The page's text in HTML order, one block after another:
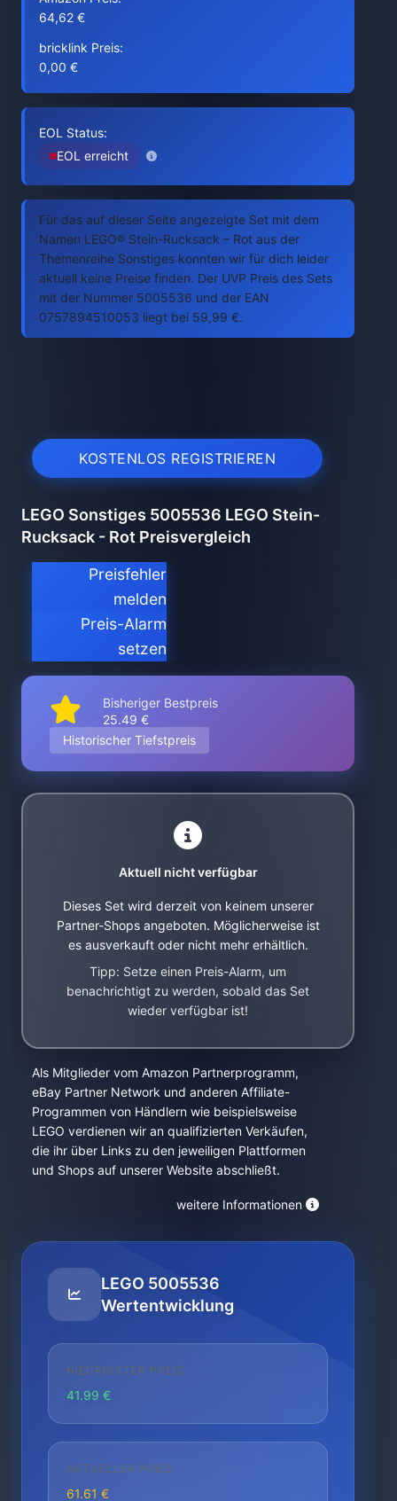
64,62 €
bricklink Preis:
0,00 €
EOL Status:
EOL erreicht
Für das auf dieser Seite angezeigte Set mit dem
Namen LEGO® Stein-Rucksack – Rot aus der
Themenreihe Sonstiges konnten wir für dich leider
aktuell keine Preise finden. Der UVP Preis des Sets
mit der Nummer 5005536 und der EAN
0757894510053 liegt bei 59,99 €.
KOSTENLOS REGISTRIEREN
LEGO Sonstiges 5005536 LEGO Stein-
Rucksack - Rot Preisvergleich
Preisfehler
melden
Preis-Alarm
setzen
Bisheriger Bestpreis
25.49 €
Historischer Tiefstpreis
Aktuell nicht verfügbar
Dieses Set wird derzeit von keinem unserer
Partner-Shops angeboten. Möglicherweise ist
es ausverkauft oder nicht mehr erhältlich.
Tipp: Setze einen Preis-Alarm, um
benachrichtigt zu werden, sobald das Set
wieder verfügbar ist!
Als Mitglieder vom Amazon Partnerprogramm,
eBay Partner Network und anderen Affiliate-
Programmen von Händlern wie beispielsweise
LEGO verdienen wir an qualifizierten Verkäufen,
die ihr über Links zu den jeweiligen Plattformen
und Shops auf unserer Website abschließt.
weitere Informationen
LEGO 5005536
Wertentwicklung
NIEDRIGSTER PREIS
41.99 €
AKTUELLER PREIS
61.61 €